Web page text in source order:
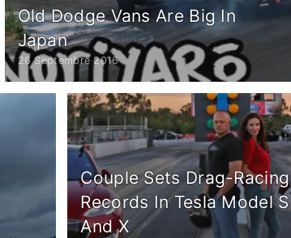
Old Dodge Vans Are Big In
Japan
26 Septembre 2016
Couple Sets Drag-Racing
Records In Tesla Model S
And X